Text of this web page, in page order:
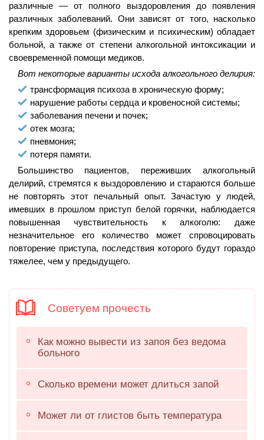
различные — от полного выздоровления до появления
различных заболеваний. Они зависят от того, насколько
крепким здоровьем (физическим и психическим) обладает
больной, а также от степени алкогольной интоксикации и
своевременной помощи медиков.
Вот некоторые варианты исхода алкогольного делирия:
трансформация психоза в хроническую форму;
нарушение работы сердца и кровеносной системы;
заболевания печени и почек;
отек мозга;
пневмония;
потеря памяти.
Большинство пациентов, переживших алкогольный
делирий, стремятся к выздоровлению и стараются больше
не повторять этот печальный опыт. Зачастую у людей,
имевших в прошлом приступ белой горячки, наблюдается
повышенная чувствительность к алкоголю: даже
незначительное его количество может спровоцировать
повторение приступа, последствия которого будут гораздо
тяжелее, чем у предыдущего.
Советуем прочесть
Как можно вывести из запоя без ведома
больного
Сколько времени может длиться запой
Может ли от глистов быть температура